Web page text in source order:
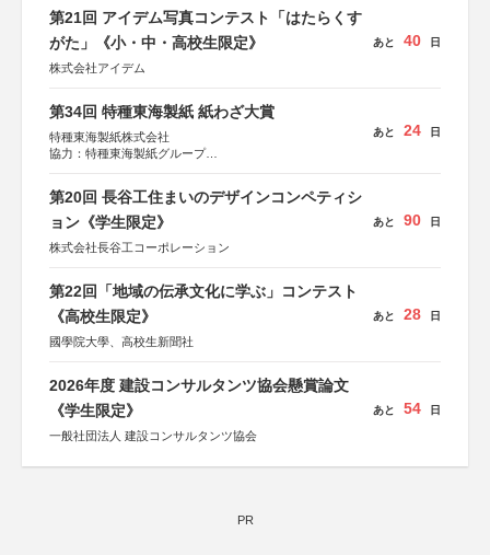
第21回 アイデム写真コンテスト「はたらくす
がた」《小・中・高校生限定》
株式会社アイデム
あと 40 日
第34回 特種東海製紙 紙わざ大賞
特種東海製紙株式会社
協力：特種東海製紙グループ
あと 24 日
第20回 長谷工住まいのデザインコンペティシ
ョン《学生限定》
株式会社長谷工コーポレーション
あと 90 日
第22回「地域の伝承文化に学ぶ」コンテスト
《高校生限定》
國學院大學、高校生新聞社
あと 28 日
2026年度 建設コンサルタンツ協会懸賞論文
《学生限定》
一般社団法人 建設コンサルタンツ協会
あと 54 日
PR